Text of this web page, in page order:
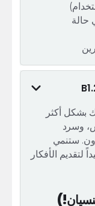
حالة
بشكل أكثر
وسرد
ستنمي
لتقديم الأفكار